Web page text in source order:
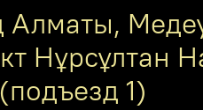
Алматы,
Нұрсұлтан
1)